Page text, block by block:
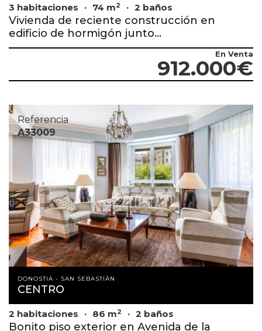
3 habitaciones 74 m2 2 baños
Vivienda de reciente construcción en
edificio de hormigón junto...
En Venta
912.000€
Referencia
A33009
DONOSTIA - SAN SEBASTIÁN
CENTRO
2 habitaciones 86 m2 2 baños
Bonito piso exterior en Avenida de la